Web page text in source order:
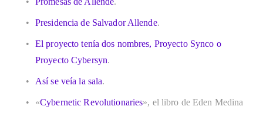
Presidencia de Salvador Allende.
El proyecto tenía dos nombres, Proyecto Synco o
Proyecto Cybersyn.
Así se veía la sala.
«Cybernetic Revolutionaries», el libro de Eden Medina